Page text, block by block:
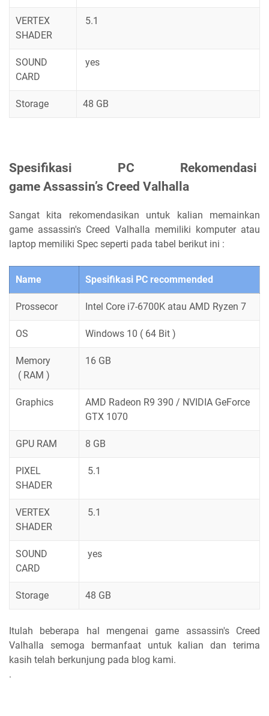
VERTEX
SHADER
5.1
SOUND
CARD
yes
Storage 48 GB
Spesifikasi PC Rekomendasi
game Assassin’s Creed Valhalla
Sangat kita rekomendasikan untuk kalian memainkan
game assassin's Creed Valhalla memiliki komputer atau
laptop memiliki Spec seperti pada tabel berikut ini :
Name Spesifikasi PC recommended
Prossecor Intel Core i7-6700K atau AMD Ryzen 7
OS Windows 10 ( 64 Bit )
Memory
( RAM )
16 GB
Graphics
AMD Radeon R9 390 / NVIDIA GeForce
GTX 1070
GPU RAM 8 GB
PIXEL
SHADER
5.1
VERTEX
SHADER
5.1
SOUND
CARD
yes
Storage 48 GB
Itulah beberapa hal mengenai game assassin's Creed
Valhalla semoga bermanfaat untuk kalian dan terima
kasih telah berkunjung pada blog kami.
.